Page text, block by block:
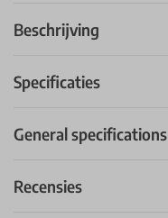
Beschrijving
Specificaties
General specifications
Recensies